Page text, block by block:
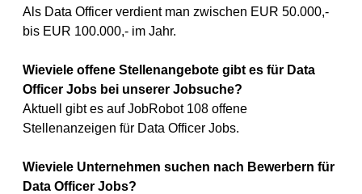
Als Data Officer verdient man zwischen EUR 50.000,-
bis EUR 100.000,- im Jahr.
Wieviele offene Stellenangebote gibt es für Data
Officer Jobs bei unserer Jobsuche?
Aktuell gibt es auf JobRobot 108 offene
Stellenanzeigen für Data Officer Jobs.
Wieviele Unternehmen suchen nach Bewerbern für
Data Officer Jobs?